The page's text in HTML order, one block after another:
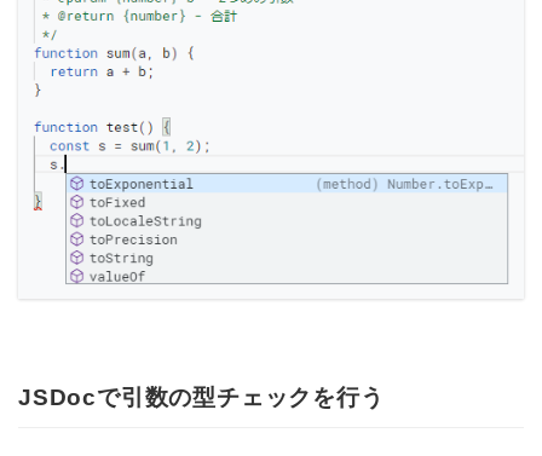
JSDocで引数の型チェックを行う